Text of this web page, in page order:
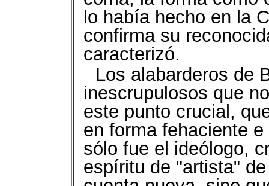
lo había hecho en la
confirma su
caracterizó.
Los alabarderos de
inescrupulosos que
este punto crucial,
en forma fehaciente
sólo fue el ideólogo,
espíritu de "artista"